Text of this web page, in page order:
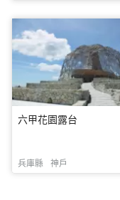
六甲花園露台
兵庫縣 神戶